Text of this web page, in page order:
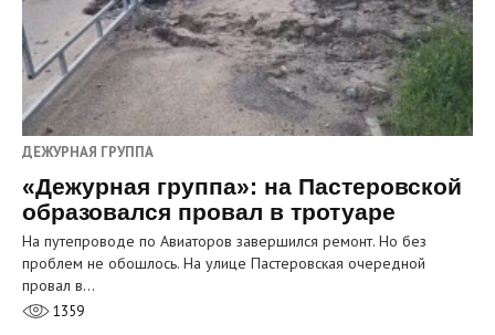
ДЕЖУРНАЯ ГРУППА
«Дежурная группа»: на Пастеровской
образовался провал в тротуаре
На путепроводе по Авиаторов завершился ремонт. Но без
проблем не обошлось. На улице Пастеровская очередной
провал в…
1359